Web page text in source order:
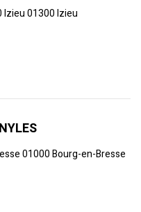
Izieu 01300 Izieu
01000 Bourg-en-Bresse